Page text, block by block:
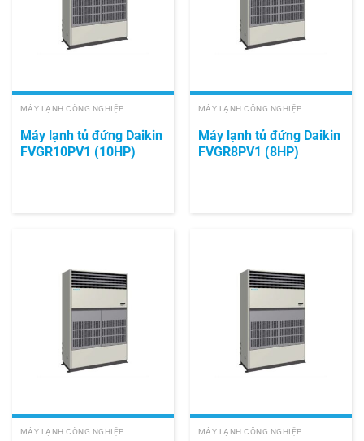
MÁY LẠNH CÔNG NGHIỆP
Máy lạnh tủ đứng Daikin
FVGR10PV1 (10HP)
MÁY LẠNH CÔNG NGHIỆP
Máy lạnh tủ đứng Daikin
FVGR8PV1 (8HP)
MÁY LẠNH CÔNG NGHIỆP MÁY LẠNH CÔNG NGHIỆP